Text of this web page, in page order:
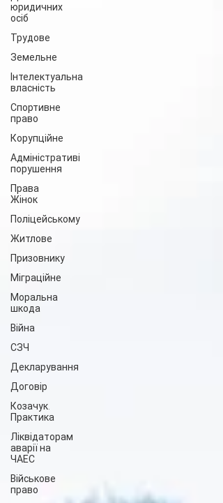
юридичних
осіб
Трудове
Земельне
Інтелектуальна
власність
Спортивне
право
Корупційне
Адміністративі
порушення
Права
Жінок
Поліцейському
Житлове
Призовнику
Міграційне
Моральна
шкода
Війна
СЗЧ
Декларування
Договір
Козачук.
Практика
Ліквідаторам
аварії на
ЧАЕС
Військове
право